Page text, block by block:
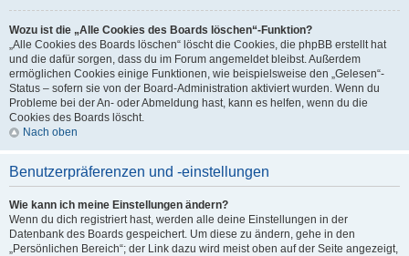
Wozu ist die „Alle Cookies des Boards löschen“-Funktion?
„Alle Cookies des Boards löschen“ löscht die Cookies, die phpBB erstellt hat
und die dafür sorgen, dass du im Forum angemeldet bleibst. Außerdem
ermöglichen Cookies einige Funktionen, wie beispielsweise den „Gelesen“-
Status – sofern sie von der Board-Administration aktiviert wurden. Wenn du
Probleme bei der An- oder Abmeldung hast, kann es helfen, wenn du die
Cookies des Boards löscht.
Nach oben
Benutzerpräferenzen und -einstellungen
Wie kann ich meine Einstellungen ändern?
Wenn du dich registriert hast, werden alle deine Einstellungen in der
Datenbank des Boards gespeichert. Um diese zu ändern, gehe in den
„Persönlichen Bereich“; der Link dazu wird meist oben auf der Seite angezeigt,